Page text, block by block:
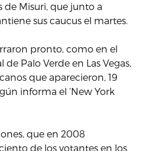
de Misuri, que junto a
sus caucus el martes.
pronto, como en el
Palo Verde en Las Vegas,
que aparecieron, 19
informa el ‘New York
que en 2008
de los votantes en los